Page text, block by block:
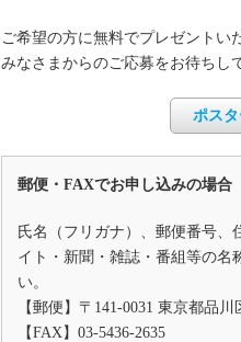
ご希望の方に無料でプレゼントい
みなさまからのご応募をお待ちし
ポス
郵便・FAXでお申し込みの場合
氏名（フリガナ）、郵便番号、
イト・新聞・雑誌・番組等の名
い。
【郵便】〒141-0031 東京都
【FAX】03-5436-2635